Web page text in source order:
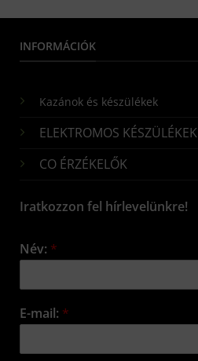
INFORMÁCIÓK
Kazánok és készülékek
ELEKTROMOS KÉSZÜLÉKEK
CO ÉRZÉKELŐK
Iratkozzon fel hírlevelünkre!
Név: *
E-mail: *